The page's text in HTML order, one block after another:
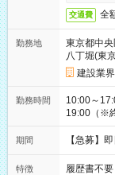
交通費 全
勤務地
東京都中央
八丁堀(東
建設業
勤務時間
10:00～
19:00（※
期間 【急募】
特徴 履歴書不要